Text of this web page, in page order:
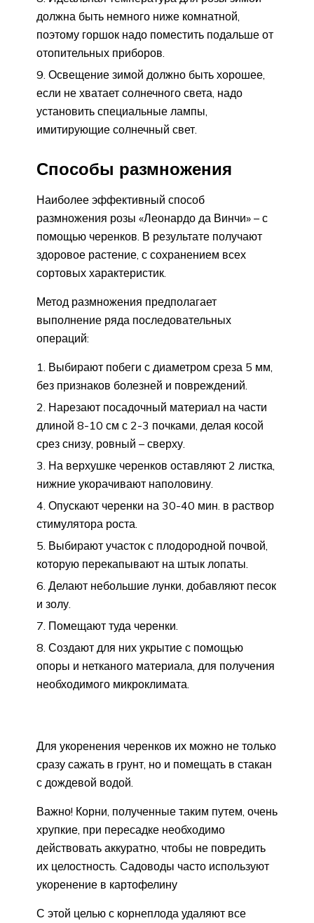
должна быть немного ниже комнатной,
поэтому горшок надо поместить подальше от
отопительных приборов.
Освещение зимой должно быть хорошее,
если не хватает солнечного света, надо
установить специальные лампы,
имитирующие солнечный свет.
Способы размножения
Наиболее эффективный способ
размножения розы «Леонардо да Винчи» – с
помощью черенков. В результате получают
здоровое растение, с сохранением всех
сортовых характеристик.
Метод размножения предполагает
выполнение ряда последовательных
операций:
Выбирают побеги с диаметром среза 5 мм,
без признаков болезней и повреждений.
Нарезают посадочный материал на части
длиной 8-10 см с 2-3 почками, делая косой
срез снизу, ровный – сверху.
На верхушке черенков оставляют 2 листка,
нижние укорачивают наполовину.
Опускают черенки на 30-40 мин. в раствор
стимулятора роста.
Выбирают участок с плодородной почвой,
которую перекапывают на штык лопаты.
Делают небольшие лунки, добавляют песок
и золу.
Помещают туда черенки.
Создают для них укрытие с помощью
опоры и нетканого материала, для получения
необходимого микроклимата.
Для укоренения черенков их можно не только
сразу сажать в грунт, но и помещать в стакан
с дождевой водой.
Важно! Корни, полученные таким путем, очень
хрупкие, при пересадке необходимо
действовать аккуратно, чтобы не повредить
их целостность. Садоводы часто используют
укоренение в картофелину
С этой целью с корнеплода удаляют все